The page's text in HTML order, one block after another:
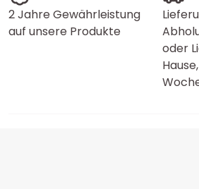
2 Jahre Gewährleistung
auf unsere Produkte
oder